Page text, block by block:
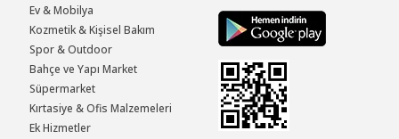
Ev & Mobilya
Kozmetik & Kişisel Bakım
Spor & Outdoor
Bahçe ve Yapı Market
Süpermarket
Kırtasiye & Ofis Malzemeleri
Ek Hizmetler